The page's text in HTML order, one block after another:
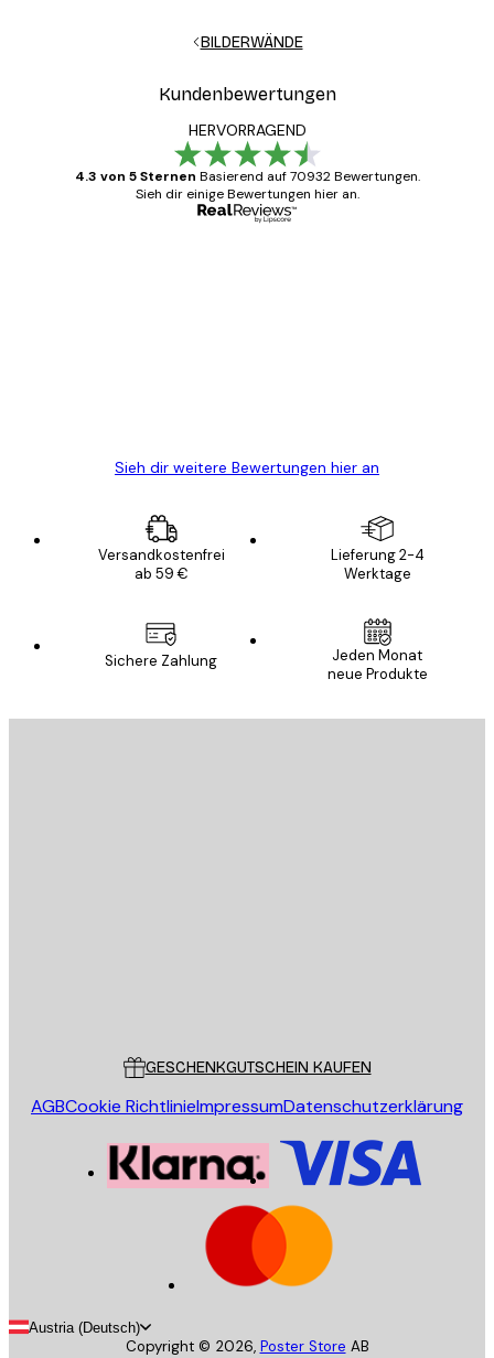
BILDERWÄNDE
Kundenbewertungen
HERVORRAGEND
4.3 von 5 Sternen Basierend auf 70932 Bewertungen.
Sieh dir einige Bewertungen hier an.
Sieh dir weitere Bewertungen hier an
Versandkostenfrei
ab 59 €
Lieferung 2-4
Werktage
Sichere Zahlung
Jeden Monat
neue Produkte
GESCHENKGUTSCHEIN KAUFEN
AGBCookie RichtlinieImpressumDatenschutzerklärung
Austria (Deutsch)
Copyright © 2026, Poster Store AB